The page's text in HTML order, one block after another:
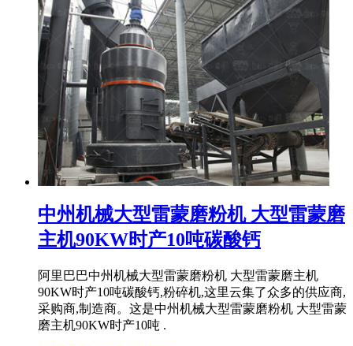
中州机械大型雷蒙磨粉机 大型雷蒙磨
主机90KW时产10吨碳酸钙
阿里巴巴中州机械大型雷蒙磨粉机 大型雷蒙磨主机
90KW时产10吨碳酸钙,粉碎机,这里云集了众多的供应商,
采购商,制造商。这是中州机械大型雷蒙磨粉机 大型雷蒙
磨主机90KW时产10吨 .